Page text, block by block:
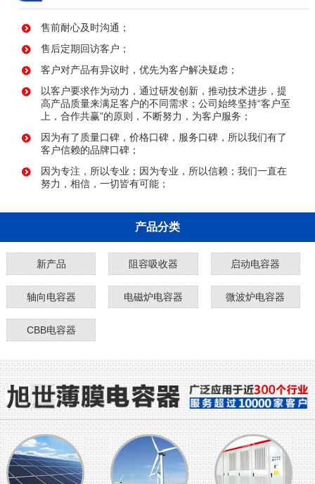
售前耐心及时沟通；
售后定期回访客户；
客户对产品有异议时，优先为客户解决疑虑；
以客户要求作为动力，通过研发创新，推动技术进步，提
高产品质量来满足客户的不同需求；公司始终坚持“客户至
上，合作共赢”的原则，不断努力，为客户服务；
因为有了质量口碑，价格口碑，服务口碑，所以我们有了
客户信赖的品牌口碑；
因为专注，所以专业；因为专业，所以信赖；我们一直在
努力，相信，一切皆有可能；
产品分类
新产品 阻容吸收器 启动电容器
轴向电容器 电磁炉电容器 微波炉电容器
CBB电容器